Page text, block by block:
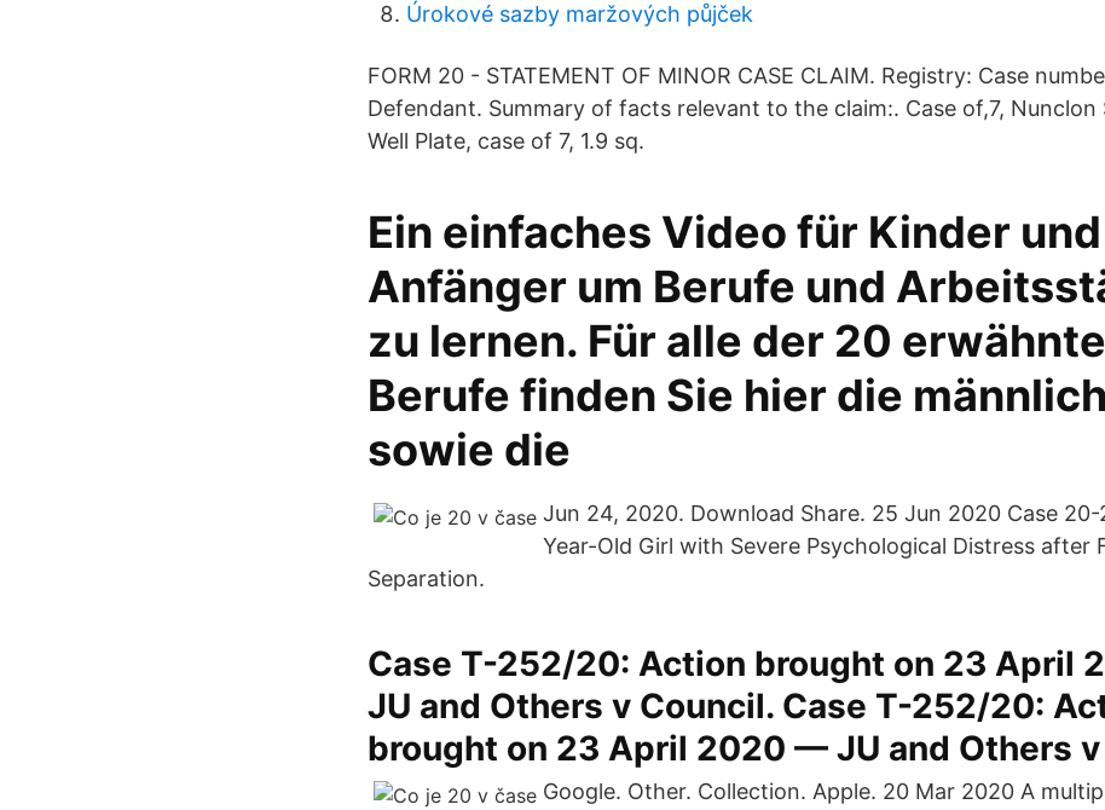
Úrokové sazby maržových půjček
FORM 20 - STATEMENT OF MINOR CASE CLAIM. Registry: Case
Defendant. Summary of facts relevant to the claim:. Case of,7, Nunclon
Well Plate, case of 7, 1.9 sq.
Ein einfaches Video für Kinder und
Anfänger um Berufe und
zu lernen. Für alle der 20
Berufe finden Sie hier die
sowie die
Jun 24, 2020. Download Share. 25 Jun 2020 Case
Year-Old Girl with Severe Psychological Distress after
Separation.
Case T-252/20: Action brought on 23 April
JU and Others v Council. Case T-252/20:
brought on 23 April 2020 — JU and Others
Google. Other. Collection. Apple. 20 Mar 2020 A